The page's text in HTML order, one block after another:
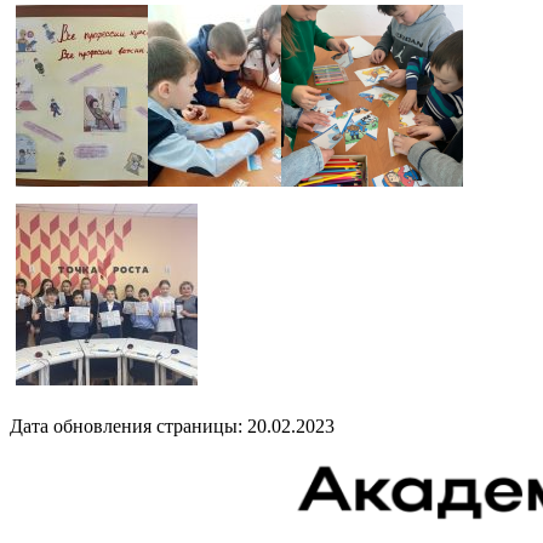
Дата обновления страницы: 20.02.2023